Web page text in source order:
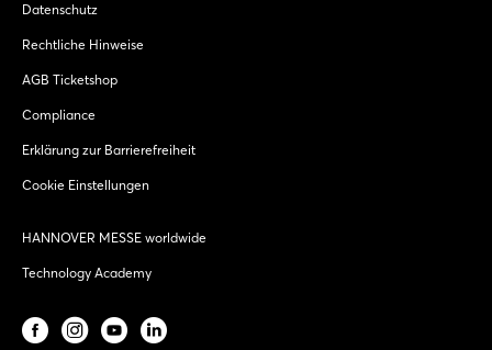
Datenschutz
Rechtliche Hinweise
AGB Ticketshop
Compliance
Erklärung zur Barrierefreiheit
Cookie Einstellungen
HANNOVER MESSE worldwide
Technology Academy